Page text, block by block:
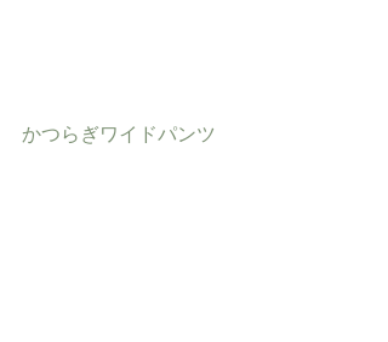
かつらぎワイドパンツ